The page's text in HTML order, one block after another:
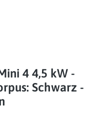
4 4,5 kW -
Schwarz -